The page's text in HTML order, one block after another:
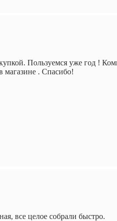
Пользуемся уже год !
магазине . Спасибо!
все целое собрали быстро.